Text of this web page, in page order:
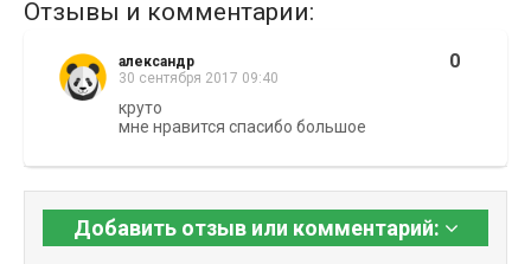
Отзывы и комментарии:
александр
30 сентября 2017 09:40
0
круто
мне нравится спасибо большое
Добавить отзыв или комментарий: